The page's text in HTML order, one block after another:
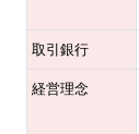
取引銀行
経営理念